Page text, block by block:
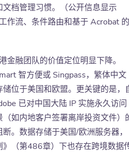
档管理习惯。（公开信息显示
作流、条件路由和基于 Acrobat 的
金融团队的价值定位明显下降。
智方便或 Singpass，繁体中文
位于美国和欧盟。更关键的是，
已对中国大陆 IP 实施永久访问
如内地客户签署离岸投资文件）
。数据存储于美国/欧洲服务器，
（第486章）下也存在跨境数据